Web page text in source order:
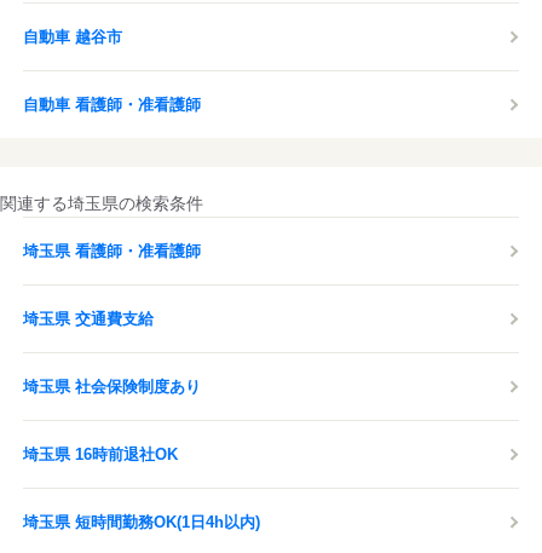
自動車 越谷市
自動車 看護師・准看護師
関連する埼玉県の検索条件
埼玉県 看護師・准看護師
埼玉県 交通費支給
埼玉県 社会保険制度あり
埼玉県 16時前退社OK
埼玉県 短時間勤務OK(1日4h以内)